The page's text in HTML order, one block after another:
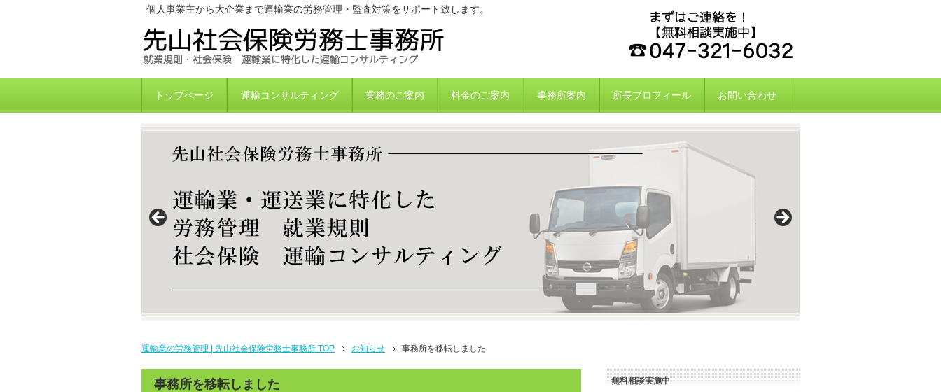
個人事業主から大企業まで運輸業の労務管理・監査対策をサポート致します。
トップページ 運輸コンサルティング 業務のご案内 料金のご案内 事務所案内 所長プロフィール お問い合わせ
運輸業の労務管理 | 先山社会保険労務士事務所 TOP お知らせ 事務所を移転しました
事務所を移転しました 無料相談実施中